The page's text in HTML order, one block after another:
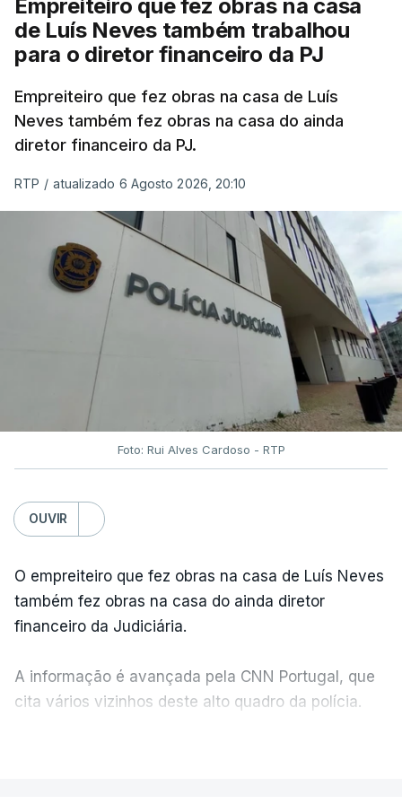
Empreiteiro que fez obras na casa
de Luís Neves também trabalhou
para o diretor financeiro da PJ
Empreiteiro que fez obras na casa de Luís
Neves também fez obras na casa do ainda
diretor financeiro da PJ.
RTP / atualizado 6 Agosto 2026, 20:10
Foto: Rui Alves Cardoso - RTP
OUVIR
O empreiteiro que fez obras na casa de Luís Neves
também fez obras na casa do ainda diretor
financeiro da Judiciária.
A informação é avançada pela CNN Portugal, que
cita vários vizinhos deste alto quadro da polícia.